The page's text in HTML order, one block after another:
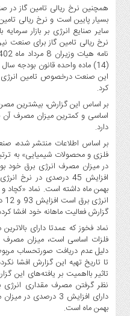
همچنین نرخ ریالی تامین گاز در
بسیار پایین است و نرخ ریالی
سایر صنایع انرژی بر بازار
این صنعت درخصوص تامین
کرد.
بر اساس این گزارش، بیشترین
اساسی و کمترین میزان مصرف
دارد.
بر اساس اطلاعات منتشر شده،
در میزان مصرف انرژی برق خود
افزایش 45 درصدی در
بهمن ماه داشته است. نماد «کچاد
گزارش فعالیت ماهانه خود افشا
نماد فخوز که عمدتا دارای
فلزات اساسی است، میزان مصرف
دلیل عدم دریافت صورتحساب
تا تاریخ تهیه این گزارش افشا
تاثیر بااهمیت بر یافته‌های این
نظر گرفتن مصرف مقداری انرژی
دارای افزایش 3
بهمن ماه است.